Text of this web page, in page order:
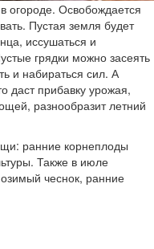
огороде. Освобождается
Пустая земля будет
иссушаться и
грядки можно засеять
и набираться сил. А
даст прибавку урожая,
разнообразит летний
ранние корнеплоды
Также в июле
чеснок, ранние